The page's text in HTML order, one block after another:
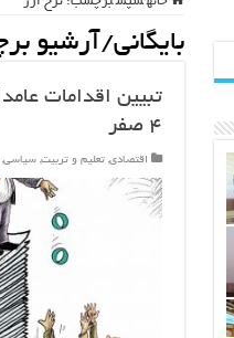
بایگانی/آرشیو
تبیین اقدامات
۴ صفر
اقتصادی,تعلیم و تربیت,سیاسی,